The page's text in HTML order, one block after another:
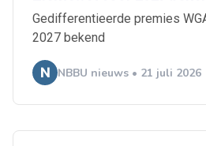
Gedifferentieerde premies
2027 bekend
NBBU nieuws • 21 juli 2026